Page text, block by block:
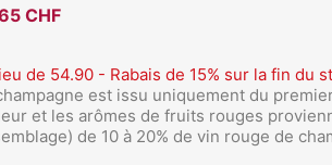
CHF
de 54.90 - Rabais de 15% sur la fin du
est issu uniquement du
et les arômes de fruits rouges
de 10 à 20% de vin rouge de